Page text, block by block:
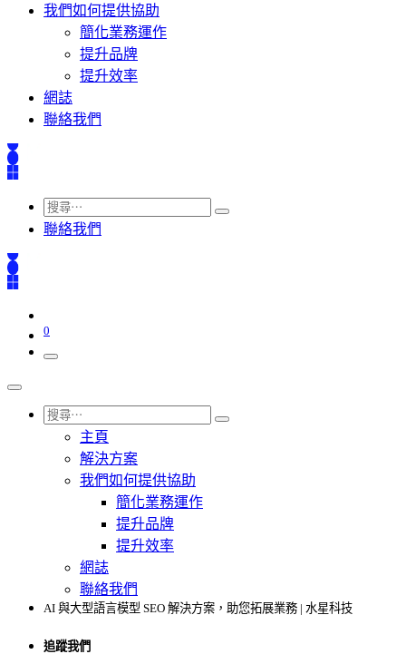
我們如何提供協助
簡化業務運作
提升品牌
提升效率
網誌
聯絡我們
聯絡我們
0
主頁
解決方案
我們如何提供協助
簡化業務運作
提升品牌
提升效率
網誌
聯絡我們
AI 與大型語言模型 SEO 解決方案，助您拓展業務 | 水星科技
追蹤我們